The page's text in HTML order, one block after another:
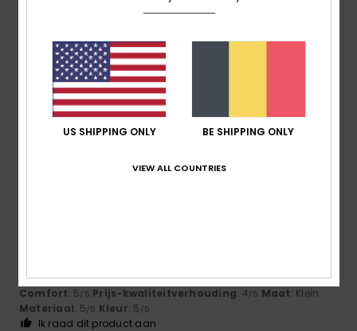
5 /5
Pierre18. april 2026
Fabric and cut
Comfort: 5 Maat: Perfecte maatMateriaal : 5 Kleur
it could be a bit wider
Comfort: 5/5 Prijs-kwaliteitverhouding: 4/5 Maat: Klein
Materiaal: 5/5 Kleur: 5 /5
Ik raad dit product aan
US SHIPPING ONLY BE SHIPPING ONLY
VIEW ALL COUNTRIES